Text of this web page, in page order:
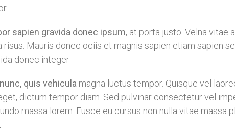
sapien gravida donec ipsum, at porta justo. Velna vitae
risus. Mauris donec ociis et magnis sapien etiam sapien
donec integer
quis vehicula magna luctus tempor. Quisque vel
dictum tempor diam. Sed pulvinar consectetur vel
massa lorem. Fusce eu cursus non nulla vitae massa